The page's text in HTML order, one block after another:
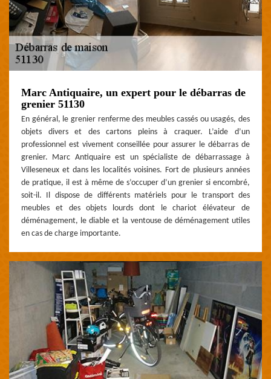
Marc Antiquaire, un expert pour le débarras de
grenier 51130
En général, le grenier renferme des meubles cassés ou usagés, des
objets divers et des cartons pleins à craquer. L’aide d’un
professionnel est vivement conseillée pour assurer le débarras de
grenier. Marc Antiquaire est un spécialiste de débarrassage à
Villeseneux et dans les localités voisines. Fort de plusieurs années
de pratique, il est à même de s’occuper d’un grenier si encombré,
soit-il. Il dispose de différents matériels pour le transport des
meubles et des objets lourds dont le chariot élévateur de
déménagement, le diable et la ventouse de déménagement utiles
en cas de charge importante.